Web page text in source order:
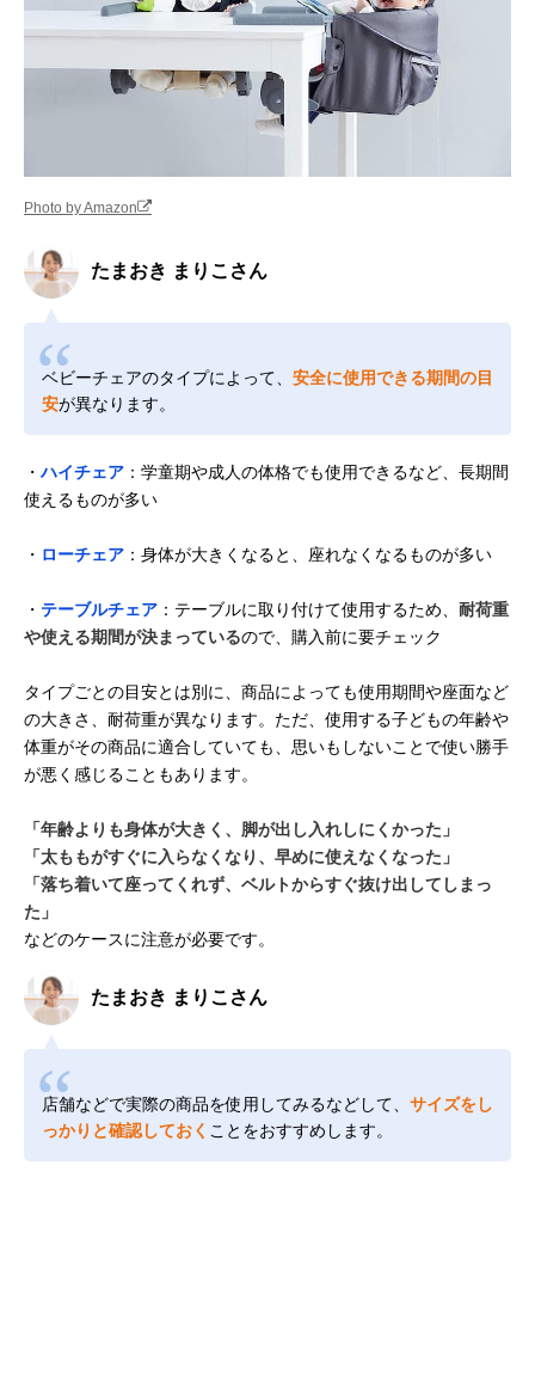
Photo by Amazon
たまおき まりこさん
ベビーチェアのタイプによって、 安全に使用できる期間の目
安が異なります。
・ハイチェア ：学童期や成人の体格でも使用できるなど、長期間
使えるものが多い
・ ローチェア ：身体が大きくなると、座れなくなるものが多い
・ テーブルチェア ：テーブルに取り付けて使用するため、 耐荷重
や使える期間が決まっているので、購入前に要チェック
タイプごとの目安とは別に、商品によっても使用期間や座面など
の大きさ、耐荷重が異なります。ただ、使用する子どもの年齢や
体重がその商品に適合していても、思いもしないことで使い勝手
が悪く感じることもあります。
「年齢よりも身体が大きく、脚が出し入れしにくかった」
「太ももがすぐに入らなくなり、早めに使えなくなった」
「落ち着いて座ってくれず、ベルトからすぐ抜け出してしまっ
た」
などのケースに注意が必要です。
たまおき まりこさん
店舗などで実際の商品を使用してみるなどして、 サイズをし
っかりと確認しておく ことをおすすめします。